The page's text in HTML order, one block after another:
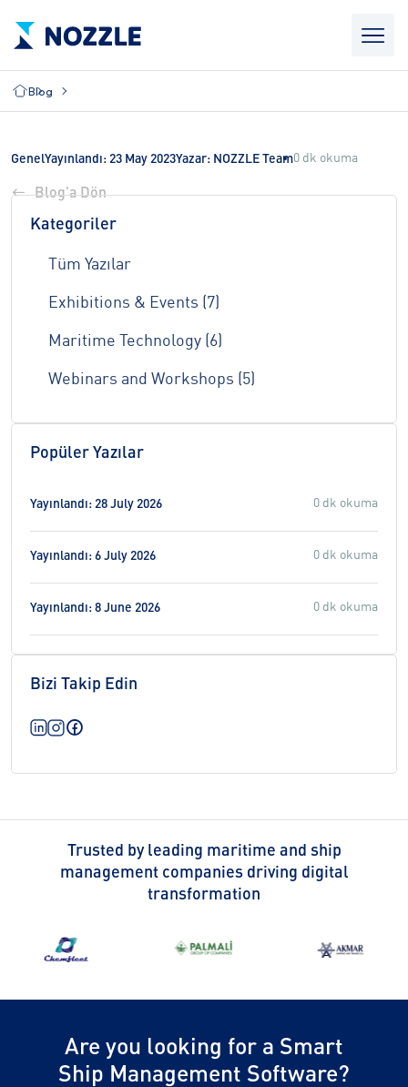
Blog
GenelYayınlandı: 23 May 2023Yazar: NOZZLE Team0 dk okuma
Blog'a Dön
Kategoriler
Tüm Yazılar
Exhibitions & Events (7)
Maritime Technology (6)
Webinars and Workshops (5)
Popüler Yazılar
Yayınlandı: 28 July 2026 0 dk okuma
Yayınlandı: 6 July 2026 0 dk okuma
Yayınlandı: 8 June 2026 0 dk okuma
Bizi Takip Edin
Trusted by leading maritime and ship
management companies driving digital
transformation
Are you looking for a Smart
Ship Management Software?